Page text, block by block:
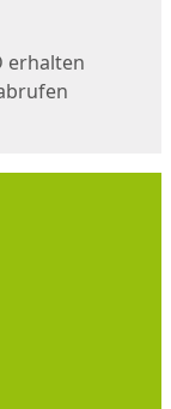
erhalten